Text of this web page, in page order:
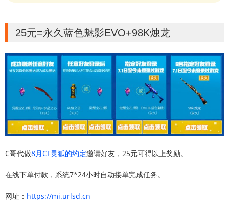
25元=永久蓝色魅影EVO+98K烛龙
C哥代做8月CF灵狐的约定邀请好友，25元可得以上奖励。
在线下单付款，系统7*24小时自动接单完成任务。
网址： https://mi.urlsd.cn